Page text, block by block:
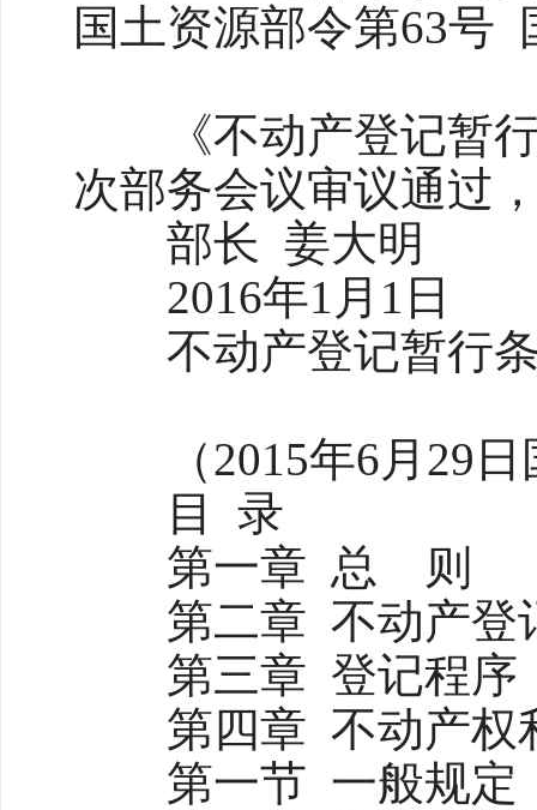
国土资源部令第63号
《不动产登记暂行
次部务会议审议通
部长 姜大明
2016年1月1日
不动产登记暂行条
（2015年6月29日
目 录
第一章 总 则
第二章 不动产登
第三章 登记程序
第四章 不动产权
第一节 一般规定